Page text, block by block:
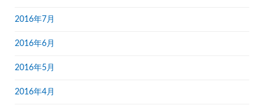
2016年7月
2016年6月
2016年5月
2016年4月